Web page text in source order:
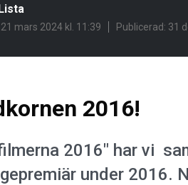
mars 2024 kl. 11:39 Publicerad: 31
2016!
2016" har vi
under 2016.